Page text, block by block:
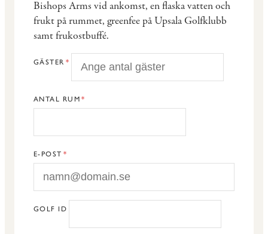
Bishops Arms vid ankomst, en flaska vatten och
frukt på rummet, greenfee på Upsala Golfklubb
samt frukostbuffé.
GÄSTER
ANTAL RUM
E-POST
GOLF ID